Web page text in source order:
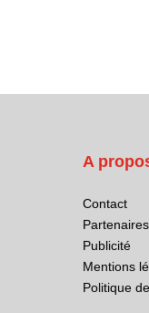
A
Contact
Partenaires
Publicité
Mentions
Politique